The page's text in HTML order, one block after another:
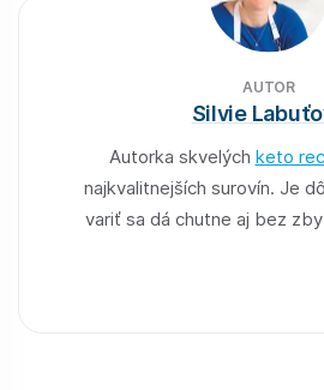
AUTOR
Silvie
Autorka skvelých keto
najkvalitnejších surovín. Je
variť sa dá chutne aj bez